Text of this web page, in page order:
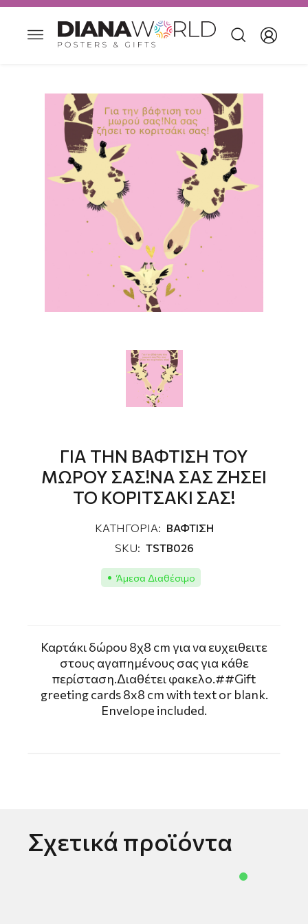
ΓΙΑ ΤΗΝ ΒΑΦΤΙΣΗ ΤΟΥ
ΜΩΡΟΥ ΣΑΣ!ΝΑ ΣΑΣ ΖΗΣΕΙ
ΤΟ ΚΟΡΙΤΣΑΚΙ ΣΑΣ!
ΚΑΤΗΓΟΡΙΑ: ΒΑΦΤΙΣΗ
SKU: TSΤΒ026
Άμεσα Διαθέσιμο
Καρτάκι δώρου 8χ8 cm για να ευχειθειτε
στους αγαπημένους σας για κάθε
περίσταση.Διαθέτει φακελο.##Gift
greeting cards 8x8 cm with text or blank.
Envelope included.
Σχετικά προϊόντα